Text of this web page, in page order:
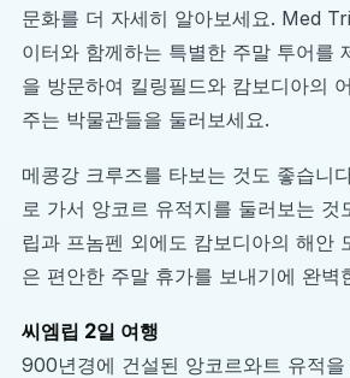
문화를 더 자세히 알아보세요. Med
이터와 함께하는 특별한 주말 투어를
을 방문하여 킬링필드와 캄보디아의
주는 박물관들을 둘러보세요.
메콩강 크루즈를 타보는 것도 좋습니
로 가서 앙코르 유적지를 둘러보는 것
립과 프놈펜 외에도 캄보디아의 해안
은 편안한 주말 휴가를 보내기에 완벽
씨엠립 2일 여행
900년경에 건설된 앙코르와트 유적